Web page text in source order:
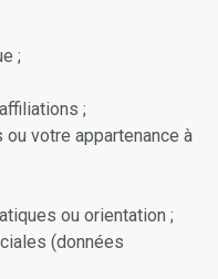
;
;
votre appartenance à
ou orientation ;
(données